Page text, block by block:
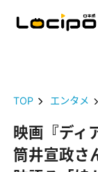
TOP エンタメ
映画『ディ
筒井宣政さ